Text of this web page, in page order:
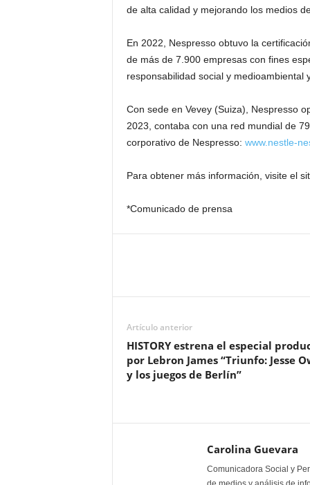
de alta calidad y mejorando los medios
En 2022, Nespresso obtuvo la
de más de 7.900 empresas con fines
responsabilidad social y medioambiental
Con sede en Vevey (Suiza), Nespresso
2023, contaba con una red mundial de
corporativo de Nespresso: www.nestle-
Para obtener más información, visite el
*Comunicado de prensa
Artículo anterior
HISTORY estrena el especial
por Lebron James “Triunfo: Jesse
y los juegos de Berlín”
Carolina Guevara
Comunicadora Social y